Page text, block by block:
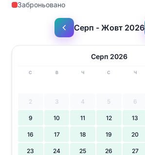
Заброньовано
Серп - Жовт 2026
Серп 2026
С В Ч С Ч
2 3 4 5 6
9 10 11 12 13
16 17 18 19 20
23 24 25 26 27